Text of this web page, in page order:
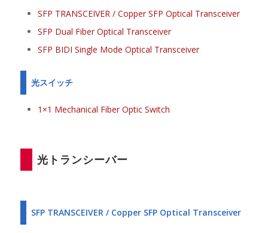
SFP TRANSCEIVER / Copper SFP Optical Transceiver
SFP Dual Fiber Optical Transceiver
SFP BIDI Single Mode Optical Transceiver
光スイッチ
1×1 Mechanical Fiber Optic Switch
光トランシーバー
SFP TRANSCEIVER / Copper SFP Optical Transceiver